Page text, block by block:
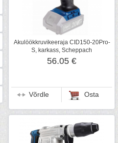
Akulöökkruvikeeraja CID150-20Pro-
S, karkass, Scheppach
56.05 €
Võrdle Osta